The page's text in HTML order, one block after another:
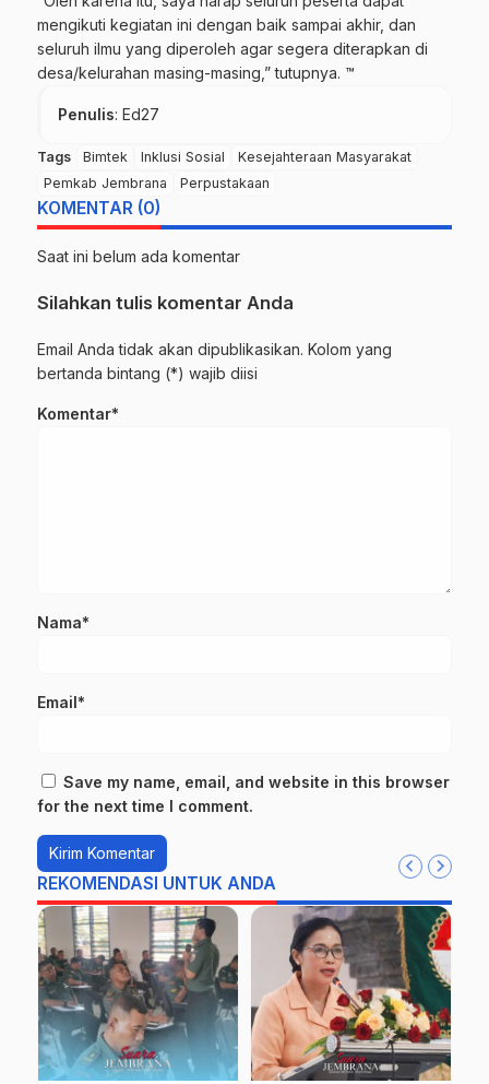
mengikuti kegiatan ini dengan baik sampai akhir, dan
seluruh ilmu yang diperoleh agar segera diterapkan di
desa/kelurahan masing-masing,” tutupnya. ™
Penulis: Ed27
Tags Bimtek Inklusi Sosial
Kesejahteraan Masyarakat
Pemkab Jembrana
Perpustakaan
KOMENTAR (0)
Saat ini belum ada komentar
Silahkan tulis komentar Anda
Email Anda tidak akan dipublikasikan. Kolom yang
bertanda bintang (*) wajib diisi
Komentar*
Nama*
Email*
Save my name, email, and website in this browser
for the next time I comment.
REKOMENDASI UNTUK ANDA